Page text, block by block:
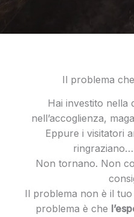
Il problema
Hai investito nella
nell’accoglienza,
Eppure i visitatori
Non tornano. Non
Il problema non è il
problema è che